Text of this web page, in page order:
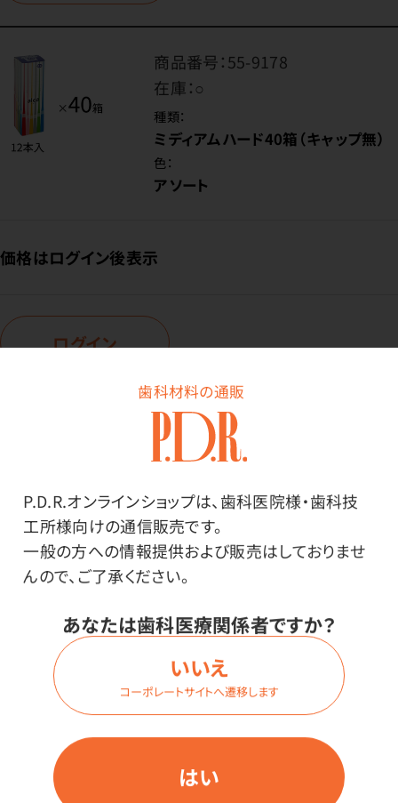
歯科材料の通販
P.D.R.オンラインショップは、歯科医院様・歯科技
工所様向けの通信販売です。
一般の方への情報提供および販売はしておりませ
んので、ご了承ください。
あなたは歯科医療関係者ですか？
はい
いいえ
コーポレートサイトへ遷移します
商品番号：55-9178
在庫：○
種類：
ミディアムハード40箱（キャップ無）
色：
アソート
価格はログイン後表示
ログイン
商品番号：
55-9296
在庫：
○
ミディアム40箱（キャップ無）
色：
アソート
価格はログイン後表示
ログイン
商品番号：